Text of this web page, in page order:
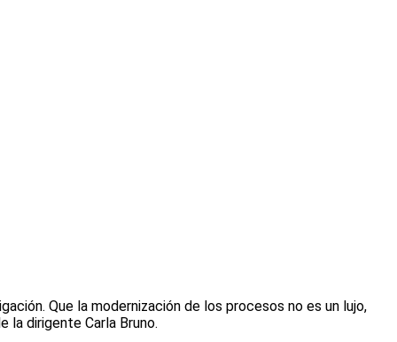
Que la modernización de los procesos no es un lujo,
la dirigente Carla Bruno.